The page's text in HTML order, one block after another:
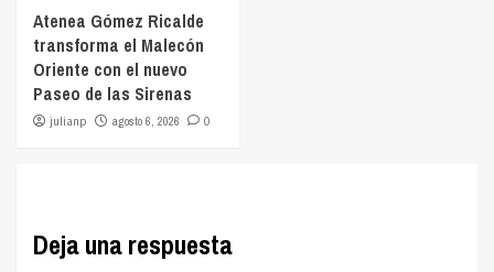
Atenea Gómez Ricalde
transforma el Malecón
Oriente con el nuevo
Paseo de las Sirenas
julianp agosto 6, 2026 0
Deja una respuesta